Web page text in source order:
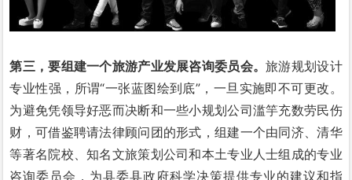
第三，要组建一个旅游产业发展咨询委员会。旅游规划设计
专业性强，所谓“一张蓝图绘到底”，一旦实施即不可更改。
为避免凭领导好恶而决断和一些小规划公司滥竽充数劳民伤
财，可借鉴聘请法律顾问团的形式，组建一个由同济、清华
等著名院校、知名文旅策划公司和本土专业人士组成的专业
咨询委员会，为县委县政府科学决策提供专业的建议和指